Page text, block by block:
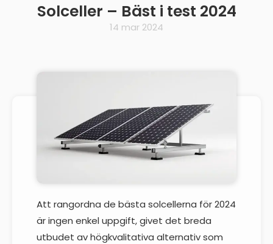
Solceller – Bäst i test 2024
14 mar 2024
Att rangordna de bästa solcellerna för 2024
är ingen enkel uppgift, givet det breda
utbudet av högkvalitativa alternativ som